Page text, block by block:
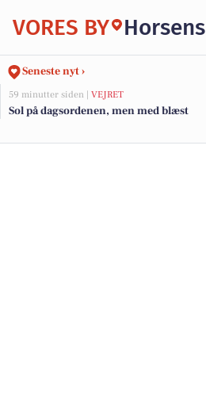
VORES BY Horsens
Seneste nyt ›
59 minutter siden | VEJRET
Sol på dagsordenen, men med blæst